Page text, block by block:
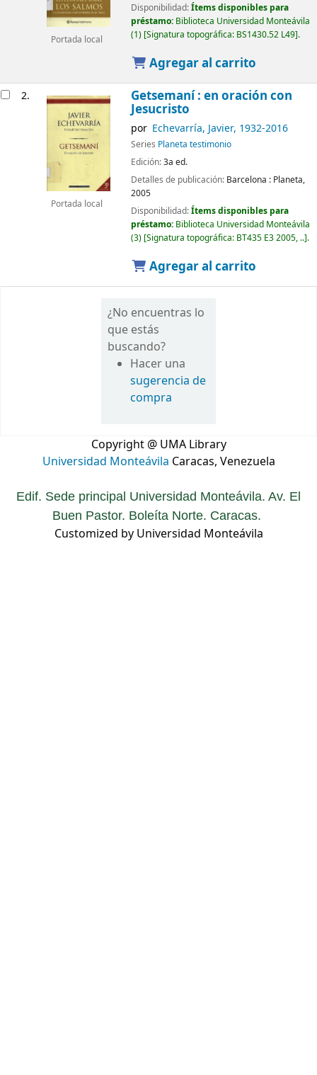
Portada local
Disponibilidad:Ítems disponibles para
préstamo: Biblioteca Universidad Monteávila
(1) Signatura topográfica: BS1430.52 L49 .
Agregar al carrito
2.
Portada local
Getsemaní : en oración con
Jesucristo
por Echevarría, Javier, 1932-2016
Series Planeta testimonio
Edición:3a ed.
Detalles de publicación: Barcelona : Planeta,
2005
Disponibilidad:Ítems disponibles para
préstamo: Biblioteca Universidad Monteávila
(3) Signatura topográfica: BT435 E3 2005, .. .
Agregar al carrito
¿No encuentras lo
que estás
buscando?
Hacer una
sugerencia de
compra
Copyright @ UMA Library
Universidad Monteávila Caracas, Venezuela
Edif. Sede principal Universidad Monteávila. Av. El
Buen Pastor. Boleíta Norte. Caracas.
Customized by Universidad Monteávila